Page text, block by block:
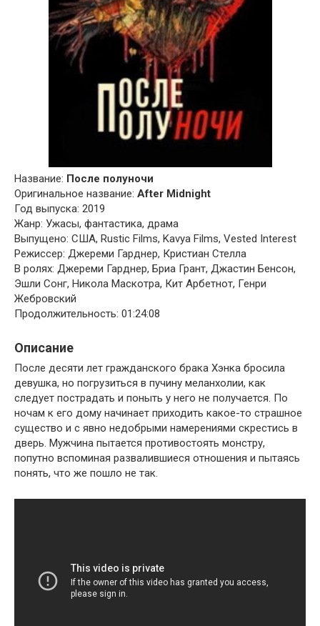
Название: После полуночи
Оригинальное название: After Midnight
Год выпуска: 2019
Жанр: Ужасы, фантастика, драма
Выпущено: США, Rustic Films, Kavya Films, Vested Interest
Режиссер: Джереми Гарднер, Кристиан Стелла
В ролях: Джереми Гарднер, Бриа Грант, Джастин Бенсон,
Эшли Сонг, Никола Маскотра, Кит Арбетнот, Генри
Жебровский
Продолжительность: 01:24:08
Описание
После десяти лет гражданского брака Хэнка бросила
девушка, но погрузиться в пучину меланхолии, как
следует пострадать и поныть у него не получается. По
ночам к его дому начинает приходить какое-то страшное
существо и с явно недобрыми намерениями скрестись в
дверь. Мужчина пытается противостоять монстру,
попутно вспоминая развалившиеся отношения и пытаясь
понять, что же пошло не так.